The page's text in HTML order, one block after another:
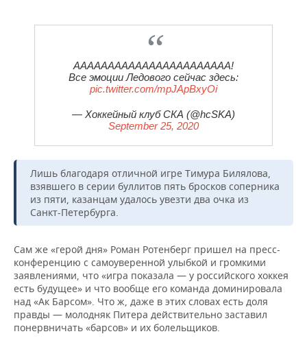
ААААААААААААААААААААААА!
Все эмоции Ледового сейчас здесь:
pic.twitter.com/mpJApBxyOi
— Хоккейный клуб СКА (@hcSKA)
September 25, 2020
Лишь благодаря отличной игре Тимура Билялова,
взявшего в серии буллитов пять бросков соперника
из пяти, казанцам удалось увезти два очка из
Санкт-Петербурга.
Сам же «герой дня» Роман Ротенберг пришел на пресс-
конференцию с самоуверенной улыбкой и громкими
заявлениями, что «игра показала — у российского хоккея
есть будущее» и что вообще его команда доминировала
над «Ак Барсом». Что ж, даже в этих словах есть доля
правды — молодняк Питера действительно заставил
понервничать «барсов» и их болельщиков.